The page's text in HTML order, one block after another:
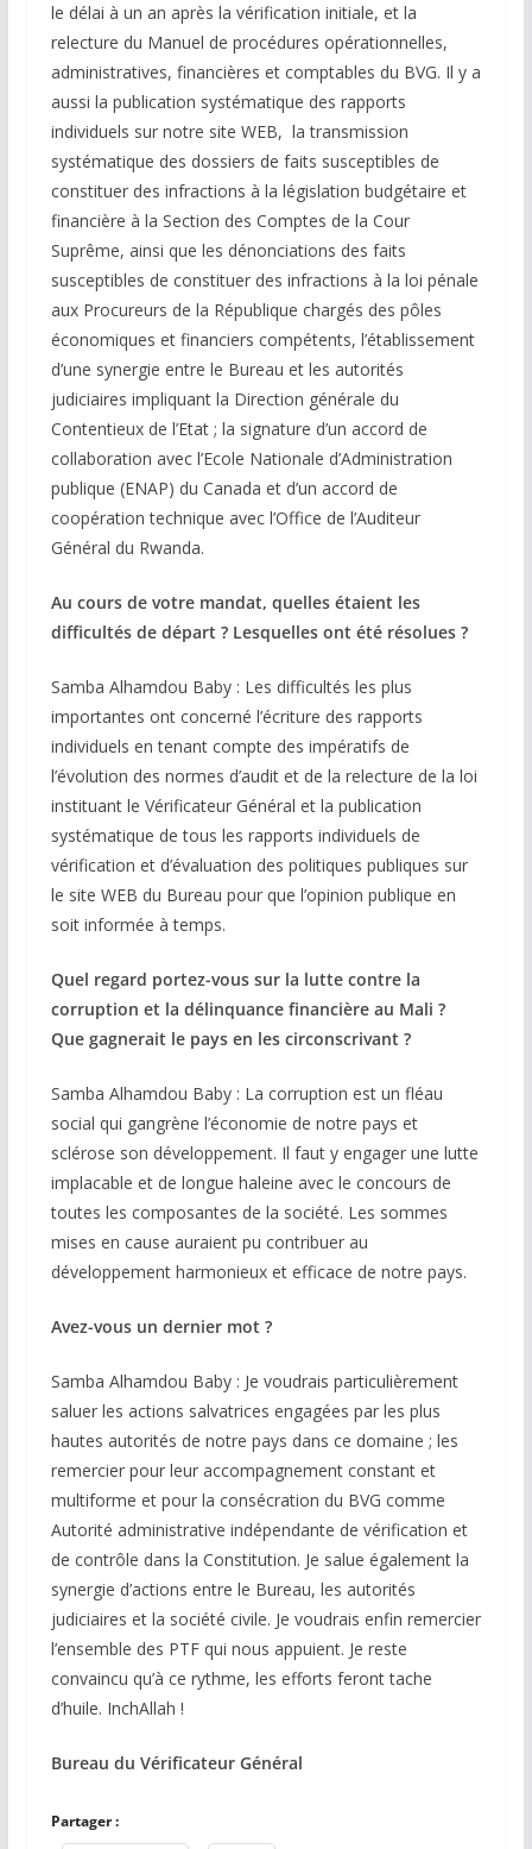
le délai à un an après la vérification initiale, et la
relecture du Manuel de procédures opérationnelles,
administratives, financières et comptables du BVG. Il y a
aussi la publication systématique des rapports
individuels sur notre site WEB, la transmission
systématique des dossiers de faits susceptibles de
constituer des infractions à la législation budgétaire et
financière à la Section des Comptes de la Cour
Suprême, ainsi que les dénonciations des faits
susceptibles de constituer des infractions à la loi pénale
aux Procureurs de la République chargés des pôles
économiques et financiers compétents, l’établissement
d’une synergie entre le Bureau et les autorités
judiciaires impliquant la Direction générale du
Contentieux de l’Etat ; la signature d’un accord de
collaboration avec l’Ecole Nationale d’Administration
publique (ENAP) du Canada et d’un accord de
coopération technique avec l’Office de l’Auditeur
Général du Rwanda.
Au cours de votre mandat, quelles étaient les
difficultés de départ ? Lesquelles ont été résolues ?
Samba Alhamdou Baby : Les difficultés les plus
importantes ont concerné l’écriture des rapports
individuels en tenant compte des impératifs de
l’évolution des normes d’audit et de la relecture de la loi
instituant le Vérificateur Général et la publication
systématique de tous les rapports individuels de
vérification et d’évaluation des politiques publiques sur
le site WEB du Bureau pour que l’opinion publique en
soit informée à temps.
Quel regard portez-vous sur la lutte contre la
corruption et la délinquance financière au Mali ?
Que gagnerait le pays en les circonscrivant ?
Samba Alhamdou Baby : La corruption est un fléau
social qui gangrène l’économie de notre pays et
sclérose son développement. Il faut y engager une lutte
implacable et de longue haleine avec le concours de
toutes les composantes de la société. Les sommes
mises en cause auraient pu contribuer au
développement harmonieux et efficace de notre pays.
Avez-vous un dernier mot ?
Samba Alhamdou Baby : Je voudrais particulièrement
saluer les actions salvatrices engagées par les plus
hautes autorités de notre pays dans ce domaine ; les
remercier pour leur accompagnement constant et
multiforme et pour la consécration du BVG comme
Autorité administrative indépendante de vérification et
de contrôle dans la Constitution. Je salue également la
synergie d’actions entre le Bureau, les autorités
judiciaires et la société civile. Je voudrais enfin remercier
l’ensemble des PTF qui nous appuient. Je reste
convaincu qu’à ce rythme, les efforts feront tache
d’huile. InchAllah !
Bureau du Vérificateur Général
Partager :